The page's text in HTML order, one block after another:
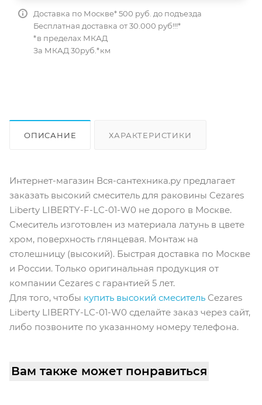
Доставка по Москве* 500 руб. до подъезда
Бесплатная доставка от 30.000 руб!!!*
*в пределах МКАД
За МКАД 30руб.*км
ОПИСАНИЕ ХАРАКТЕРИСТИКИ
Интернет-магазин Вся-сантехника.ру предлагает
заказать высокий смеситель для раковины Cezares
Liberty LIBERTY-F-LC-01-W0 не дорого в Москве.
Смеситель изготовлен из материала латунь в цвете
хром, поверхность глянцевая. Монтаж на
столешницу (высокий). Быстрая доставка по Москве
и России. Только оригинальная продукция от
компании Cezares с гарантией 5 лет.
Для того, чтобы купить высокий смеситель Cezares
Liberty LIBERTY-LC-01-W0 сделайте заказ через сайт,
либо позвоните по указанному номеру телефона.
Вам также может понравиться